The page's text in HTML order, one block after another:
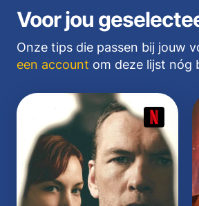
Voor jou
Onze tips die passen bij jouw
een account om deze lijst nóg